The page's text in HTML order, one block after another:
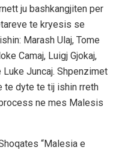
ju bashkangjiten per
te kryesis se
Marash Ulaj, Tome
Camaj, Luigj Gjokaj,
Luke Juncaj. Shpenzimet
te dyte te tij ishin rreth
ne mes Malesis
“Malesia e